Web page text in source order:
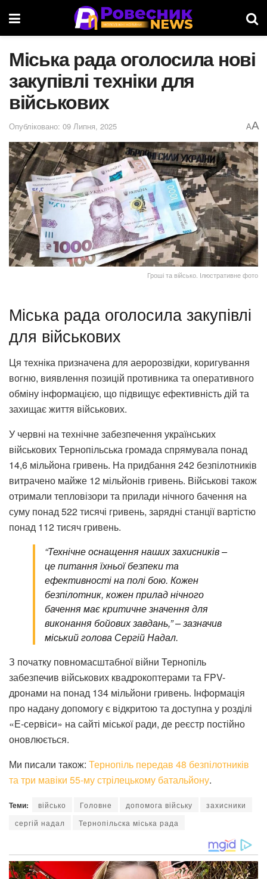
Міська рада оголосила нові
закупівлі техніки для
військових
Опубліковано: 09 Липня, 2025 AA
Гроші та військо. Ілюстративне фото
Міська рада оголосила закупівлі
для військових
Ця техніка призначена для аеророзвідки, коригування
вогню, виявлення позицій противника та оперативного
обміну інформацією, що підвищує ефективність дій та
захищає життя військових.
У червні на технічне забезпечення українських
військових Тернопільська громада спрямувала понад
14,6 мільйона гривень. На придбання 242 безпілотників
витрачено майже 12 мільйонів гривень. Військові також
отримали тепловізори та прилади нічного бачення на
суму понад 522 тисячі гривень, зарядні станції вартістю
понад 112 тисяч гривень.
“Технічне оснащення наших захисників –
це питання їхньої безпеки та
ефективності на полі бою. Кожен
безпілотник, кожен прилад нічного
бачення має критичне значення для
виконання бойових завдань,” – зазначив
міський голова Сергій Надал.
З початку повномасштабної війни Тернопіль
забезпечив військових квадрокоптерами та FPV-
дронами на понад 134 мільйони гривень. Інформація
про надану допомогу є відкритою та доступна у розділі
«Е-сервіси» на сайті міської ради, де реєстр постійно
оновлюється.
Ми писали також: Тернопіль передав 48 безпілотників
та три мавіки 55-му стрілецькому батальйону.
Теми: військо Головне допомога війську
захисники
сергій надал
Тернопільска міська рада